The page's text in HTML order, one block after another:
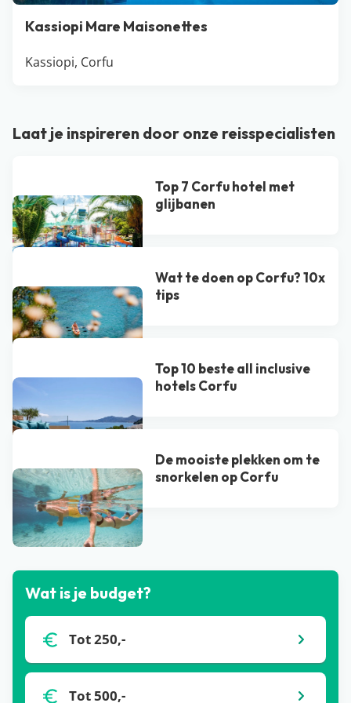
Kassiopi Mare Maisonettes
Kassiopi, Corfu
Laat je inspireren door onze reisspecialisten
Top 7 Corfu hotel met
glijbanen
Wat te doen op Corfu? 10x
tips
Top 10 beste all inclusive
hotels Corfu
De mooiste plekken om te
snorkelen op Corfu
Bekijk alle blogs
Wat is je budget?
Tot 250,-
Tot 500,-